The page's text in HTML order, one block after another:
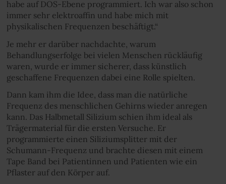
habe auf DOS-Ebene programmiert. Ich war also schon
immer sehr elektroaffin und habe mich mit
physikalischen Frequenzen beschäftigt.“
Je mehr er darüber nachdachte, warum
Behandlungserfolge bei vielen Menschen rückläufig
waren, wurde er immer sicherer, dass künstlich
geschaffene Frequenzen dabei eine Rolle spielten.
Dann kam ihm die Idee, dass man die natürliche
Frequenz des menschlichen Gehirns wieder anregen
kann. Das Halbmetall Silizium schien ihm ideal als
Trägermaterial für die ersten Versuche. Er
programmierte einen Siliziumsplitter mit der
Schumann-Frequenz und brachte diesen mit einem
Tape Band bei Patientinnen und Patienten wie ein
Pflaster auf den Körper auf.